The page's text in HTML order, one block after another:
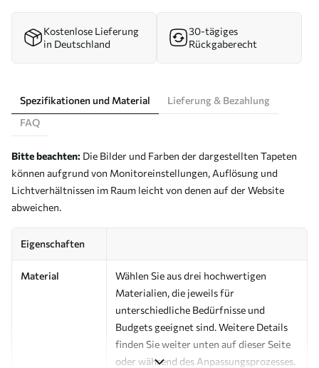
Kostenlose Lieferung
in Deutschland
30-tägiges
Rückgaberecht
Spezifikationen und Material
Lieferung & Bezahlung
FAQ
Bitte beachten: Die Bilder und Farben der dargestellten Tapeten
können aufgrund von Monitoreinstellungen, Auflösung und
Lichtverhältnissen im Raum leicht von denen auf der Website
abweichen.
Eigenschaften
Material
Wählen Sie aus drei hochwertigen
Materialien, die jeweils für
unterschiedliche Bedürfnisse und
Budgets geeignet sind. Weitere Details
finden Sie weiter unten auf dieser Seite
oder während des Anpassungsprozesses.